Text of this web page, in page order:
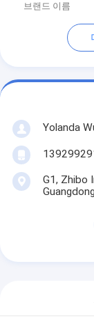
브랜드 이름
Yolanda
G1, Zhibo